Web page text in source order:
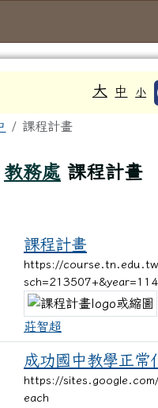
大 中 小
課程計畫
教務處 課程計畫
課程計畫
https://
sch=213507+&year=114
莊智超
成功國中教學正常
https://
each